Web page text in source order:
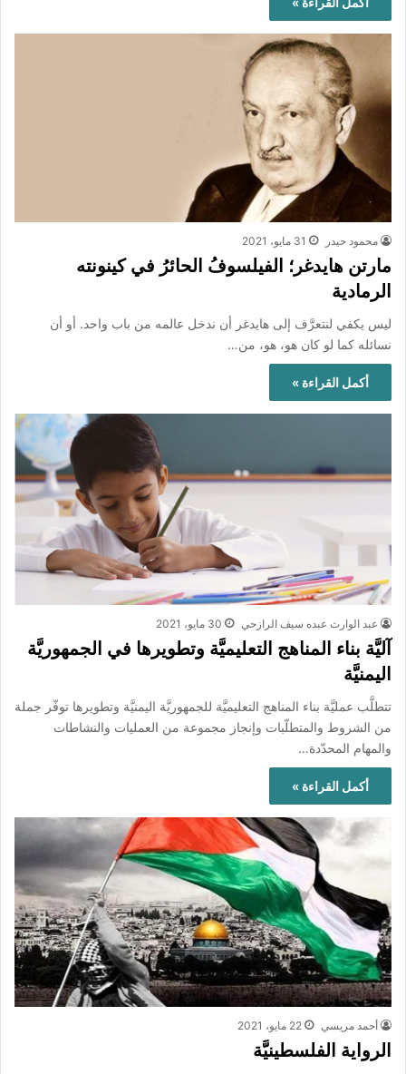
محمود حيدر 31 مايو، 2021
مارتن هايدغر؛ الفيلسوفُ الحائرُ في كينونته
الرمادية
ليس يكفي لنتعرَّف إلى هايدغر أن ندخل عالمه من باب واحد. أو أن
نسائله كما لو كان هو، هو، من…
أكمل القراءة »
عبد الوارث عبده سيف الرازحي 30 مايو، 2021
آليَّة بناء المناهج التعليميَّة وتطويرها في الجمهوريَّة
اليمنيَّة
تتطلَّب عمليَّة بناء المناهج التعليميَّة للجمهوريَّة اليمنيَّة وتطويرها توفّر جملة
من الشروط والمتطلّبات وإنجاز مجموعة من العمليات والنشاطات
والمهام المحدّدة…
أكمل القراءة »
أحمد مريسي 22 مايو، 2021
الرواية الفلسطينيَّة